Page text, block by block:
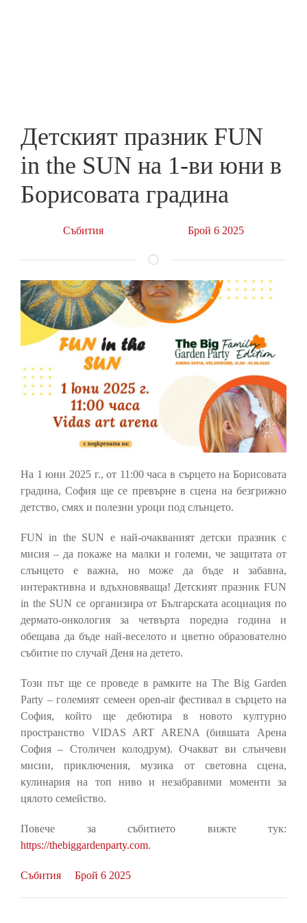
Детският празник FUN
in the SUN на 1-ви юни в
Борисовата градина
Събития Брой 6 2025
На 1 юни 2025 г., от 11:00 часа в сърцето на Борисовата
градина, София ще се превърне в сцена на безгрижно
детство, смях и полезни уроци под слънцето.
FUN in the SUN е най-очакваният детски празник с
мисия – да покаже на малки и големи, че защитата от
слънцето е важна, но може да бъде и забавна,
интерактивна и вдъхновяваща! Детският празник FUN
in the SUN се организира от Българската асоциация по
дермато-онкология за четвърта поредна година и
обещава да бъде най-веселото и цветно образователно
събитие по случай Деня на детето.
Този път ще се проведе в рамките на The Big Garden
Party – големият семеен open-air фестивал в сърцето на
София, който ще дебютира в новото културно
пространство VIDAS ART ARENA (бившата Арена
София – Столичен колодрум). Очакват ви слънчеви
мисии, приключения, музика от световна сцена,
кулинария на топ ниво и незабравими моменти за
цялото семейство.
Повече за събитието вижте тук:
https://thebiggardenparty.com.
Събития Брой 6 2025